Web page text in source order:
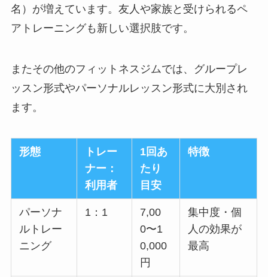
名）が増えています。友人や家族と受けられるペ
アトレーニングも新しい選択肢です。
またその他のフィットネスジムでは、グループレ
ッスン形式やパーソナルレッスン形式に大別され
ます。
形態
トレー
ナー：
利用者
1回あ
たり
目安
特徴
パーソナ
ルトレー
ニング
1：1
7,00
0〜1
0,000
円
集中度・個
人の効果が
最高